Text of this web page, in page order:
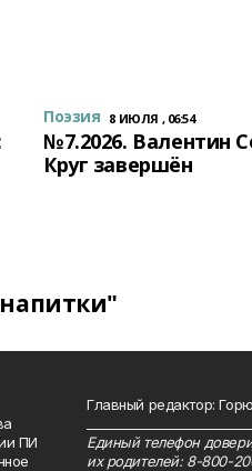
Поэзия 8 ИЮЛЯ , 06:54
№7.2026. Валентин
Круг завершён
ПИ
Главный редактор:
Единый телефон
их родителей: 8-800-